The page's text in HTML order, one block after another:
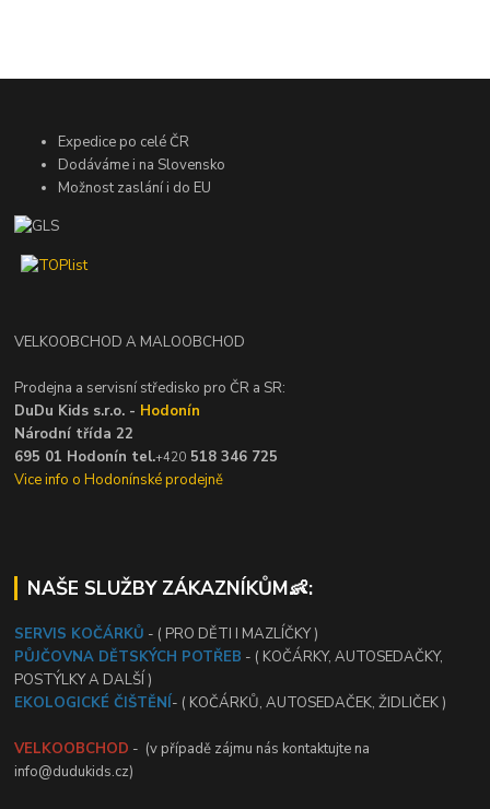
Expedice po celé ČR
Dodáváme i na Slovensko
Možnost zaslání i do EU
VELKOOBCHOD A MALOOBCHOD
Prodejna a servisní středisko pro ČR a SR:
DuDu Kids s.r.o. - Hodonín
Národní třída 22
695 01 Hodonín tel.+420 518 346 725
Vice info o Hodonínské prodejně
NAŠE SLUŽBY ZÁKAZNÍKŮM👶:
SERVIS KOČÁRKŮ - ( PRO DĚTI I MAZLÍČKY )
PŮJČOVNA DĚTSKÝCH POTŘEB - ( KOČÁRKY, AUTOSEDAČKY,
POSTÝLKY A DALŠÍ )
EKOLOGICKÉ ČIŠTĚNÍ- ( KOČÁRKŮ, AUTOSEDAČEK, ŽIDLIČEK )
VELKOOBCHOD - (v případě zájmu nás kontaktujte na
info@dudukids.cz)